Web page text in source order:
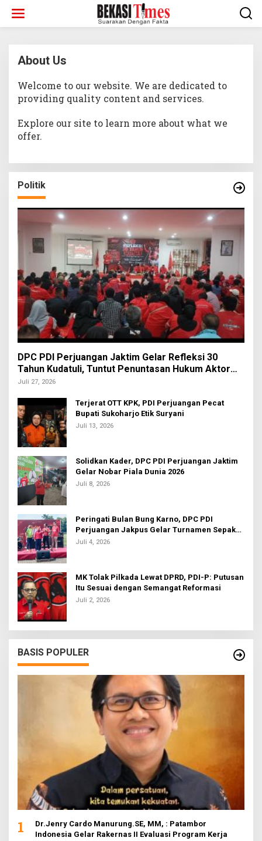
konten
About Us
|
Juni
2026
Welcome to our website. We are dedicated to
providing quality content and services.
Explore our site to learn more about what we
offer.
Politik
DPC PDI Perjuangan Jaktim Gelar Refleksi 30
Tahun Kudatuli, Tuntut Penuntasan Hukum Aktor
Intelektual
Juli 27, 2026
Terjerat OTT KPK, PDI Perjuangan Pecat
Bupati Sukoharjo Etik Suryani
Juli 13, 2026
Solidkan Kader, DPC PDI Perjuangan Jaktim
Gelar Nobar Piala Dunia 2026
Juli 8, 2026
Peringati Bulan Bung Karno, DPC PDI
Perjuangan Jakpus Gelar Turnamen Sepak
Bola U-20
Juli 4, 2026
MK Tolak Pilkada Lewat DPRD, PDI-P: Putusan
Itu Sesuai dengan Semangat Reformasi
Juli 2, 2026
BASIS POPULER
1
Dr.Jenry Cardo Manurung.SE, MM, : Patambor
Indonesia Gelar Rakernas II Evaluasi Program Kerja